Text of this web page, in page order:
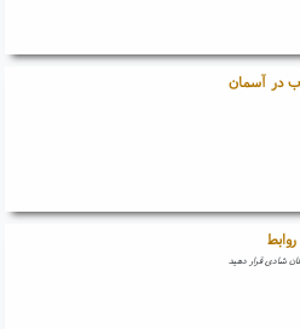
در آسمان
شادی قرار دهید